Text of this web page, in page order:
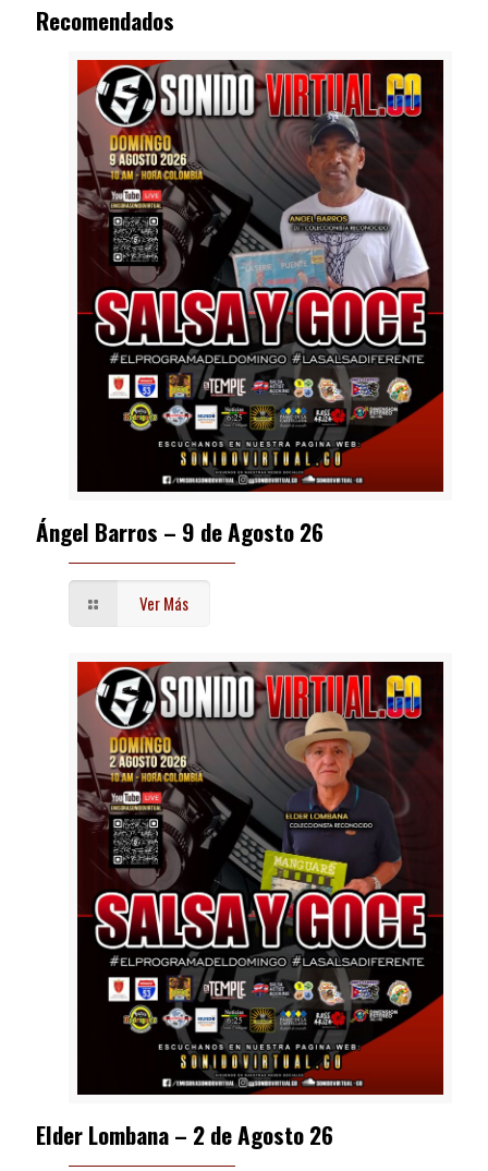
Recomendados
Ángel Barros – 9 de Agosto 26
Ver Más
Elder Lombana – 2 de Agosto 26